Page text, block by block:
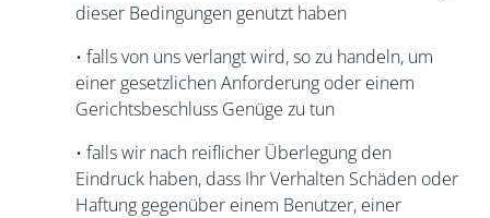
dieser Bedingungen genutzt haben
• falls von uns verlangt wird, so zu handeln, um
einer gesetzlichen Anforderung oder einem
Gerichtsbeschluss Genüge zu tun
• falls wir nach reiflicher Überlegung den
Eindruck haben, dass Ihr Verhalten Schäden oder
Haftung gegenüber einem Benutzer, einer